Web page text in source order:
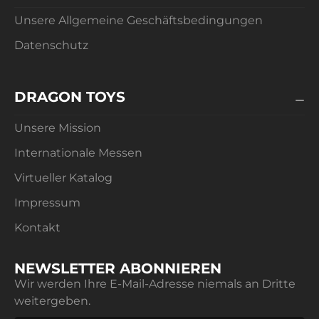
Bestellen Sie jetzt und machen Sie das Lesen für
Unsere Allgemeine Geschäftsbedingungen
Datenschutz
DRAGON TOYS
Unsere Mission
Internationale Messen
Virtueller Katalog
Impressum
Kontakt
NEWSLETTER ABONNIEREN
Wir werden Ihre E-Mail-Adresse niemals an Dritte
weitergeben.